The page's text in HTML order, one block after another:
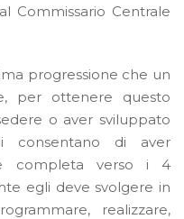
Commissario Centrale
progressione che un
per ottenere questo
o aver sviluppato
consentano di aver
completa verso i 4
egli deve svolgere in
realizzare,